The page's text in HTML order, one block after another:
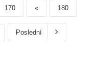
170 « 180
Poslední